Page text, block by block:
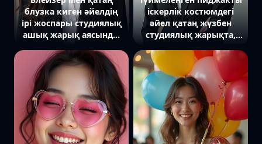
блузка киген әйелдің
ірі жоспары студиялық
ашық жарық аясында,
тұр
іскерлік костюмдегі
әйел қатаң жүзбен
студиялық жарықта,
фонда тұр